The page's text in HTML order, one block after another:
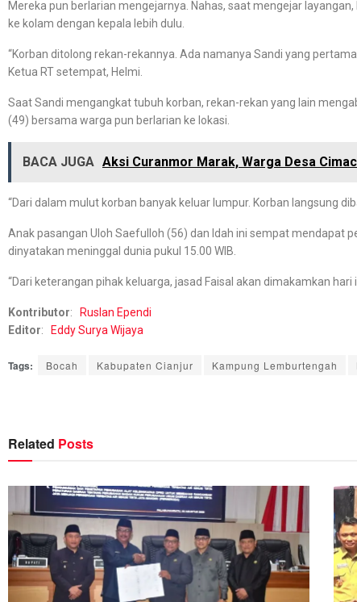
Mereka pun berlarian mengejarnya. Nahas, saat mengejar
ke kolam dengan kepala lebih dulu.
“Korban ditolong rekan-rekannya. Ada namanya Sandi yang
Ketua RT setempat, Helmi.
Saat Sandi mengangkat tubuh korban, rekan-rekan yang lain
(49) bersama warga pun berlarian ke lokasi.
BACA JUGA Aksi Curanmor Marak, Warga Desa
“Dari dalam mulut korban banyak keluar lumpur. Korban langsung
Anak pasangan Uloh Saefulloh (56) dan Idah ini sempat mendapat
dinyatakan meninggal dunia pukul 15.00 WIB.
“Dari keterangan pihak keluarga, jasad Faisal akan dimakamkan hari
Kontributor:
Ruslan Ependi
Editor: Eddy Surya Wijaya
Tags: Bocah Kabupaten Cianjur Kampung Lemburtengah
Related Posts